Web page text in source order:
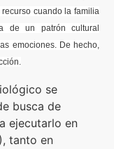
cuando la familia
de un patrón cultural
emociones. De hecho,
se
busca de
ejecutarlo en
tanto en